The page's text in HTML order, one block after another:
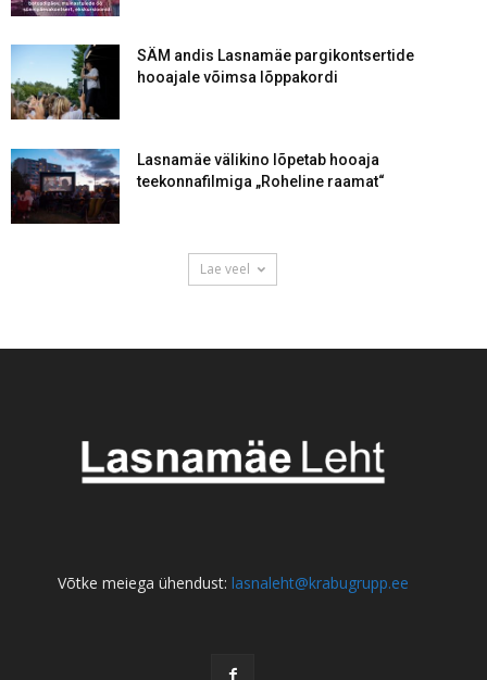
SÄM andis Lasnamäe pargikontsertide
hooajale võimsa lõppakordi
Lasnamäe välikino lõpetab hooaja
teekonnafilmiga „Roheline raamat“
Lae veel
Võtke meiega ühendust: lasnaleht@krabugrupp.ee